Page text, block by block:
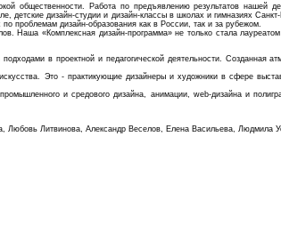
общественности. Работа по предъявлению результатов нашей
дизайн-студии и дизайн-классы в школах и гимназиях
проблемам дизайн-образования как в России, так и за рубежом.
Наша «Комплексная дизайн-программа» не только стала
в проектной и педагогической деятельности. Созданная
Это - практикующие дизайнеры и художники в сфере
и средового дизайна, анимации, web-дизайна и
Литвинова, Александр Веселов, Елена Васильева, Людмила